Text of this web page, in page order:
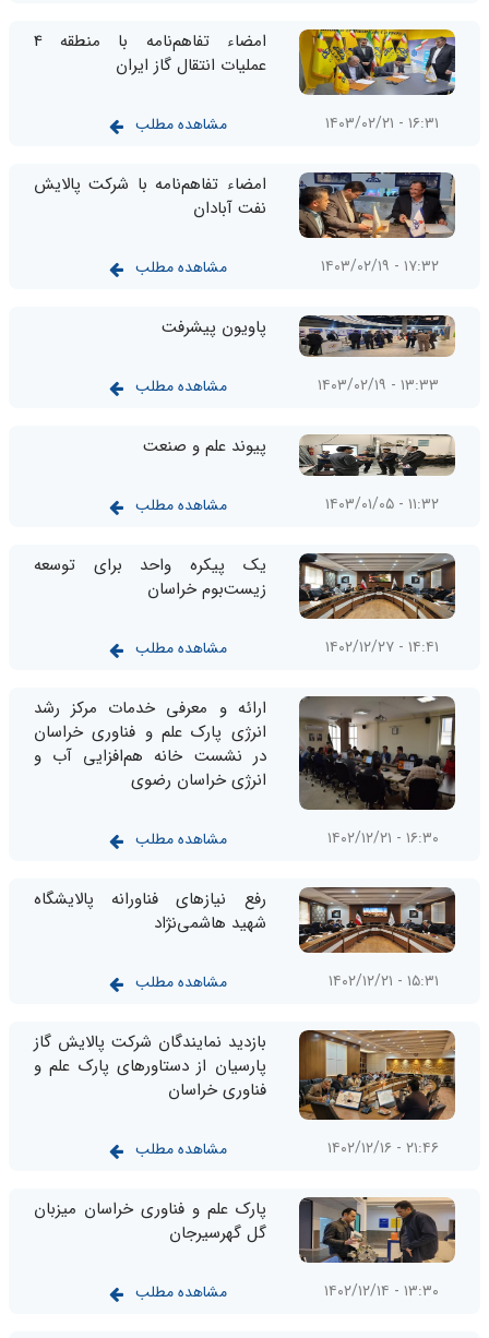
امضاء تفاهم‌نامه با منطقه 4
عملیات انتقال گاز ایران
۱۶:۳۱ - ۱۴۰۳/۰۲/۲۱ مشاهده مطلب
امضاء تفاهم‌نامه با شرکت پالایش
نفت آبادان
۱۷:۳۲ - ۱۴۰۳/۰۲/۱۹ مشاهده مطلب
پاویون پیشرفت
۱۳:۳۳ - ۱۴۰۳/۰۲/۱۹ مشاهده مطلب
پیوند علم و صنعت
۱۱:۳۲ - ۱۴۰۳/۰۱/۰۵ مشاهده مطلب
یک پیکره واحد برای توسعه
زیست‌بوم خراسان
۱۴:۴۱ - ۱۴۰۲/۱۲/۲۷ مشاهده مطلب
ارائه و معرفی خدمات مرکز رشد
انرژی پارک علم و فناوری خراسان
در نشست خانه هم‌افزایی آب و
انرژی خراسان رضوی
۱۶:۳۰ - ۱۴۰۲/۱۲/۲۱ مشاهده مطلب
رفع نیاز‌های فناورانه پالایشگاه
شهید هاشمی‌نژاد
۱۵:۳۱ - ۱۴۰۲/۱۲/۲۱ مشاهده مطلب
بازدید نمایندگان شرکت پالایش گاز
پارسیان از دستاورهای پارک علم و
فناوری خراسان
۲۱:۴۶ - ۱۴۰۲/۱۲/۱۶ مشاهده مطلب
پارک علم و فناوری خراسان میزبان
گل گهرسیرجان
۱۳:۳۰ - ۱۴۰۲/۱۲/۱۴ مشاهده مطلب